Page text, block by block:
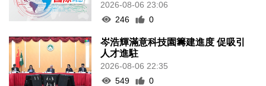
2026-08-06 23:06
246
0
岑浩輝滿意科技園籌建進度 促吸引
人才進駐
2026-08-06 22:35
549
0